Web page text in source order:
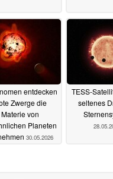
entdecken
Zwerge die
Materie von
Planeten
30.05.2026
TESS-
seltenes